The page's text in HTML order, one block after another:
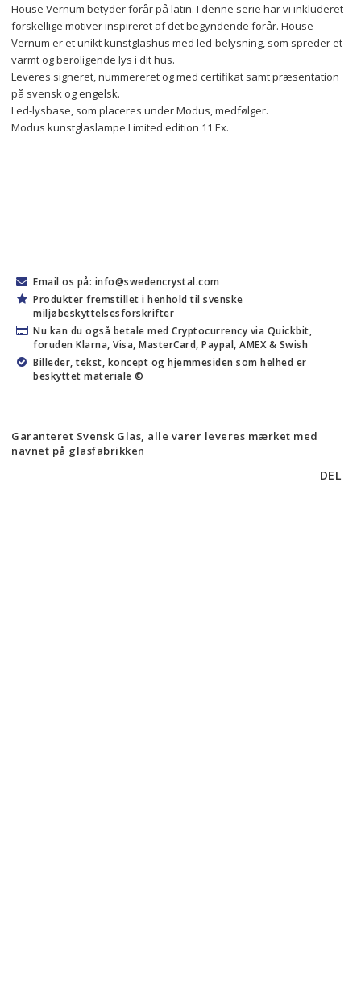
House Vernum betyder forår på latin. I denne serie har vi inkluderet
forskellige motiver inspireret af det begyndende forår. House
Vernum er et unikt kunstglashus med led-belysning, som spreder et
varmt og beroligende lys i dit hus.
Leveres signeret, nummereret og med certifikat samt præsentation
på svensk og engelsk.
Led-lysbase, som placeres under Modus, medfølger.
Modus kunstglaslampe Limited edition 11 Ex.
Email os på: info@swedencrystal.com
Produkter fremstillet i henhold til svenske
miljøbeskyttelsesforskrifter
Nu kan du også betale med Cryptocurrency via Quickbit,
foruden Klarna, Visa, MasterCard, Paypal, AMEX & Swish
Billeder, tekst, koncept og hjemmesiden som helhed er
beskyttet materiale ©
Garanteret Svensk Glas, alle varer leveres mærket med
navnet på glasfabrikken
DEL